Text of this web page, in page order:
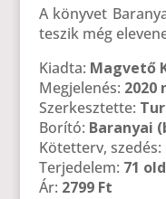
A könyvet
teszik még
Kiadta: Magvető
Megjelenés: 2020
Szerkesztette:
Borító: Baranyai
Kötetterv, szedés:
Terjedelem: 71
Ár: 2799 Ft